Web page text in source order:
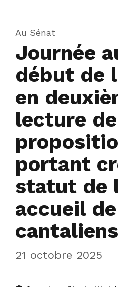
Au Sénat
Journée
début de
en
lecture
portant
statut de
accueil
cantaliens
21 octobre 2025